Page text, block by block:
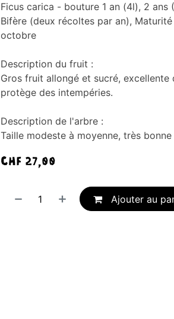
Ficus carica - bouture 1 an (4l), 2 ans
Bifère (deux récoltes par an),
octobre
Description du fruit :
Gros fruit allongé et sucré, excellente
protège des intempéries.
Description de l'arbre :
Taille modeste à moyenne, très
CHF 27,00
Ajouter au